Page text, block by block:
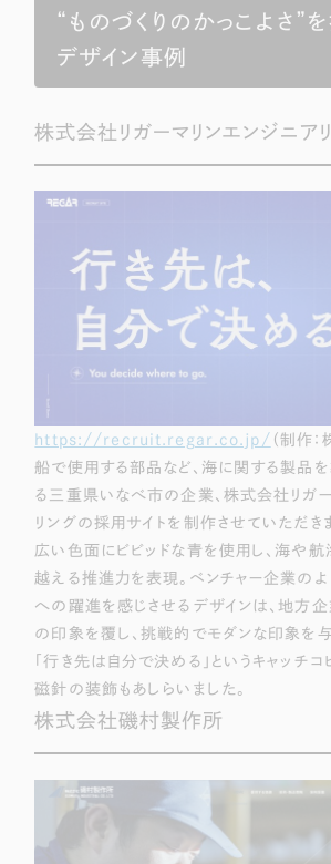
“ものづくりのかっこよさ”
デザイン事例
株式会社リガーマリンエンジニア
https://recruit.regar.co.jp/ （制作
船で使用する部品など、海に関する製品を
る三重県いなべ市の企業、株式会社リガ
リングの採用サイトを制作させていただき
広い色面にビビッドな青を使用し、海や航
越える推進力を表現。ベンチャー企業の
への躍進を感じさせるデザインは、地方企
の印象を覆し、挑戦的でモダンな印象を与
「行き先は自分で決める」というキャッチ
磁針の装飾もあしらいました。
株式会社磯村製作所